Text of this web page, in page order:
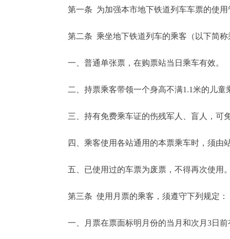
第一条 为加强本市地下铁道列车车票的使用
第二条 乘坐地下铁道列车的乘客（以下简称
一、普通单张票，在购票站当日乘车有效。
二、持票乘客带领一个身高不满1.1米的儿童
三、持有免费乘车证的伤残军人、盲人，可免
四、乘客使用各站通用的本票乘车时，须由
五、已使用过的车票为废票，不得再次使用
第三条 使用月票的乘客，须遵守下列规定：
一、月票在票面标明月份的当月和次月3日前